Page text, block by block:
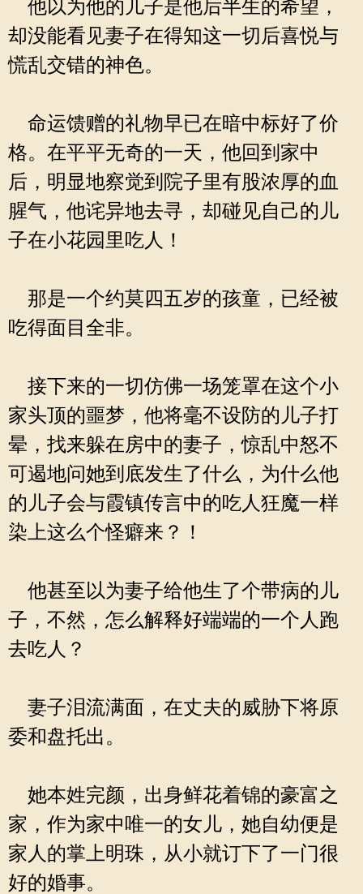
他以为他的儿子是他后半生的希望，
却没能看见妻子在得知这一切后喜悦与
慌乱交错的神色。
命运馈赠的礼物早已在暗中标好了价
格。在平平无奇的一天，他回到家中
后，明显地察觉到院子里有股浓厚的血
腥气，他诧异地去寻，却碰见自己的儿
子在小花园里吃人！
那是一个约莫四五岁的孩童，已经被
吃得面目全非。
接下来的一切仿佛一场笼罩在这个小
家头顶的噩梦，他将毫不设防的儿子打
晕，找来躲在房中的妻子，惊乱中怒不
可遏地问她到底发生了什么，为什么他
的儿子会与霞镇传言中的吃人狂魔一样
染上这么个怪癖来？！
他甚至以为妻子给他生了个带病的儿
子，不然，怎么解释好端端的一个人跑
去吃人？
妻子泪流满面，在丈夫的威胁下将原
委和盘托出。
她本姓完颜，出身鲜花着锦的豪富之
家，作为家中唯一的女儿，她自幼便是
家人的掌上明珠，从小就订下了一门很
好的婚事。